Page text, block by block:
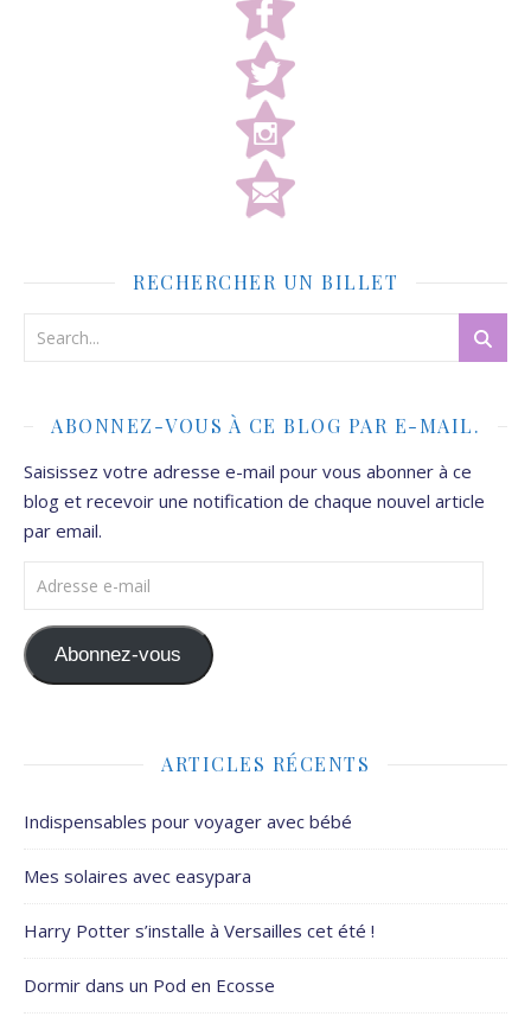
RECHERCHER UN BILLET
ABONNEZ-VOUS À CE BLOG PAR E-MAIL.
Saisissez votre adresse e-mail pour vous abonner à ce
blog et recevoir une notification de chaque nouvel article
par email.
Adresse e-mail
Abonnez-vous
ARTICLES RÉCENTS
Indispensables pour voyager avec bébé
Mes solaires avec easypara
Harry Potter s’installe à Versailles cet été !
Dormir dans un Pod en Ecosse